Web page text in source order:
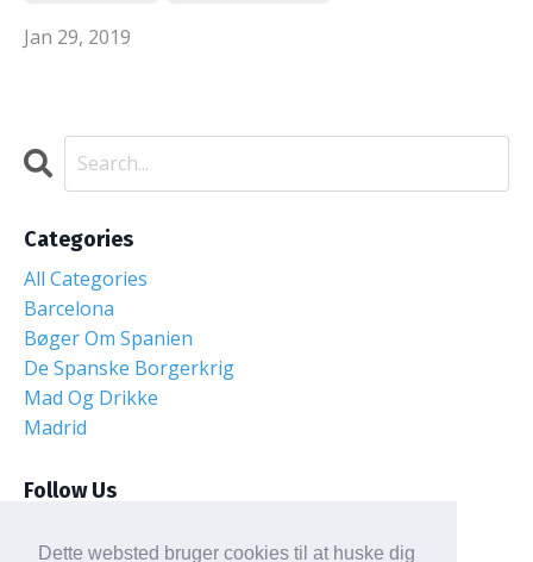
Dette websted bruger cookies til at huske dig
Jan 29, 2019
Categories
All Categories
Barcelona
Bøger Om Spanien
De Spanske Borgerkrig
Mad Og Drikke
Madrid
Follow Us